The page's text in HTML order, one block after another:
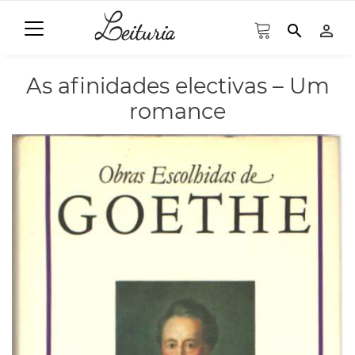
search person_outline
As afinidades electivas – Um
romance